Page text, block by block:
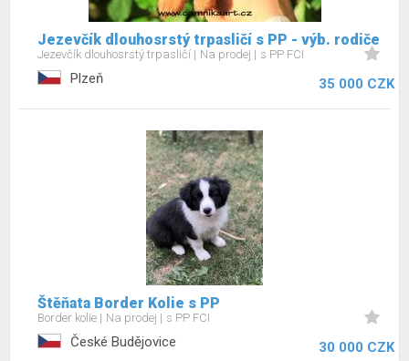
Jezevčík dlouhosrstý trpasličí s PP - výb. rodiče
Jezevčík dlouhosrstý trpasličí Na prodej s PP FCI
Plzeň 35 000 CZK
Štěňata Border Kolie s PP
Border kolie Na prodej s PP FCI
České Budějovice 30 000 CZK